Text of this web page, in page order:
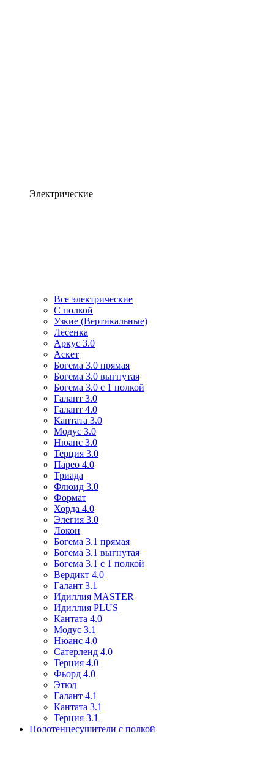
Электрические
Все электрические
С полкой
Узкие (Вертикальные)
Лесенка
Аркус 3.0
Аскет
Богема 3.0 прямая
Богема 3.0 выгнутая
Богема 3.0 с 1 полкой
Галант 3.0
Галант 4.0
Кантата 3.0
Модус 3.0
Нюанс 3.0
Терция 3.0
Парео 4.0
Триада
Флюид 3.0
Формат
Хорда 4.0
Элегия 3.0
Локон
Богема 3.1 прямая
Богема 3.1 выгнутая
Богема 3.1 с 1 полкой
Вердикт 4.0
Галант 3.1
Идиллия MASTER
Идиллия PLUS
Кантата 4.0
Модус 3.1
Нюанс 4.0
Сатерленд 4.0
Терция 4.0
Фьорд 4.0
Этюд
Галант 4.1
Кантата 3.1
Терция 3.1
Полотенцесушители с полкой